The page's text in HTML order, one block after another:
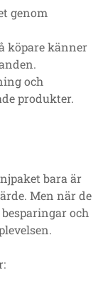
genom
köpare känner
och
produkter.
bara är
Men när de
och